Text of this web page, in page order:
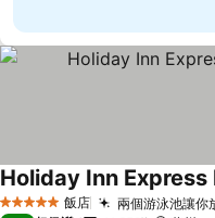
5 星級 飯店 兩個游泳池讓你
Holiday Inn